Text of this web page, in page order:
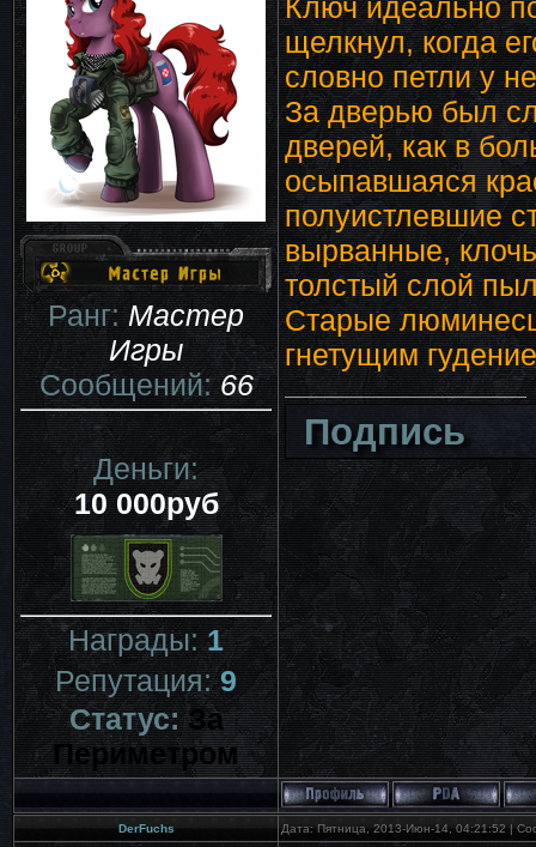
Ранг:Мастер
Игры
Сообщений:66
Деньги:
10 000руб
Награды:1
Репутация:9
Статус:За
Периметром
Ключ идеально
щелкнул, когда
словно петли у
За дверью был
дверей, как в
осыпавшаяся
полуистлевшие
вырванные,
толстый слой
Старые
гнетущим
Подпись
DerFuchs Дата: Пятница, 2013-Июн-14, 04:21:52 |